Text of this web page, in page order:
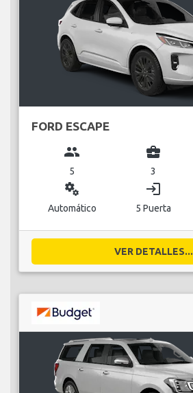
FORD ESCAPE
group
5
business_center
3
miscellaneous_services
Automático
login
5 Puerta
VER DETALLES...